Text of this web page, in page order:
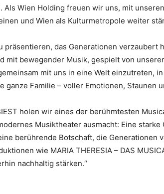
Wien Holding freuen wir uns, mit
und Wien als Kulturmetropole weiter
das Generationen verzaubert
mit bewegender Musik, gespielt von
mit uns in eine Welt einzutreten,
Familie – voller Emotionen, Staunen
holen wir eines der berühmtesten
Musiktheater ausmacht: Eine starke
berührende Botschaft, die Generationen
wie MARIA THERESIA – DAS
nachhaltig stärken.“